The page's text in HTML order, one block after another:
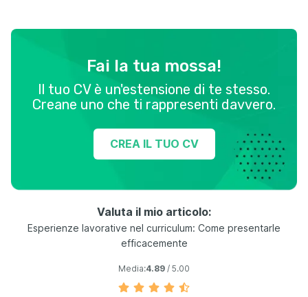
Fai la tua mossa!
Il tuo CV è un'estensione di te stesso.
Creane uno che ti rappresenti davvero.
CREA IL TUO CV
Valuta il mio articolo:
Esperienze lavorative nel curriculum: Come presentarle
efficacemente
Media:4.89 / 5.00